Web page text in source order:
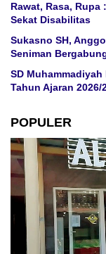
Rawat, Rasa,
Sekat Disabilitas
Sukasno SH,
Seniman
SD
Tahun Ajaran 2026/
POPULER